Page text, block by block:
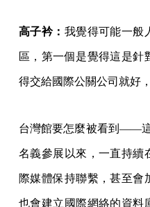
高子衿： 我覺得可能一般
區，第一個是覺得這是針
得交給國際公關公司就好
台灣館要怎麼被看到——
名義參展以來，一直持續
際媒體保持聯繫，甚至會
也會建立國際網絡的資料